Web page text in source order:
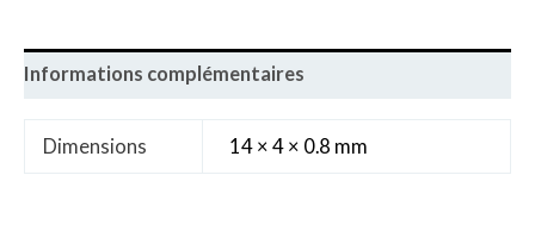
Informations complémentaires
Dimensions 14 × 4 × 0.8 mm